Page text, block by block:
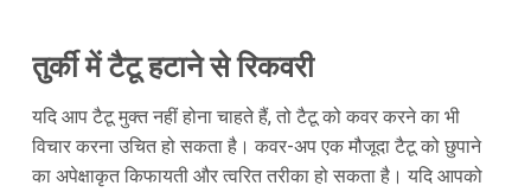
तुर्की में टैटू हटाने से रिकवरी
यदि आप टैटू मुक्त नहीं होना चाहते हैं, तो टैटू को कवर करने का भी
विचार करना उचित हो सकता है। कवर-अप एक मौजूदा टैटू को छुपाने
का अपेक्षाकृत किफायती और त्वरित तरीका हो सकता है। यदि आपको